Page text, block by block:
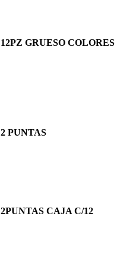
GRUESO COLORES
PUNTAS
CAJA C/12